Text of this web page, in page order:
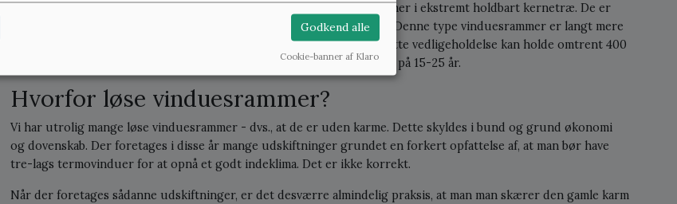
Vinduesrammer i vores sortiment er fortrinsvis originale vinduesrammer i ekstremt holdbart kernetræ. De er
med klassiske, smalle sprosser og ruderne er som hovedregel kittet i. Denne type vinduesrammer er langt mere
holdbare end "moderne" termovinduer og det estimeres, at de med rette vedligeholdelse kan holde omtrent 400
år. Dette står i skarp kontrast til nye termovinduer, som har en levetid på 15-25 år.
Hvorfor løse vinduesrammer?
Vi har utrolig mange løse vinduesrammer - dvs., at de er uden karme. Dette skyldes i bund og grund økonomi
og dovenskab. Der foretages i disse år mange udskiftninger grundet en forkert opfattelse af, at man bør have
tre-lags termovinduer for at opnå et godt indeklima. Det er ikke korrekt.
Når der foretages sådanne udskiftninger, er det desværre almindelig praksis, at man man skærer den gamle karm
Godkend alle
Cookie-banner af Klaro